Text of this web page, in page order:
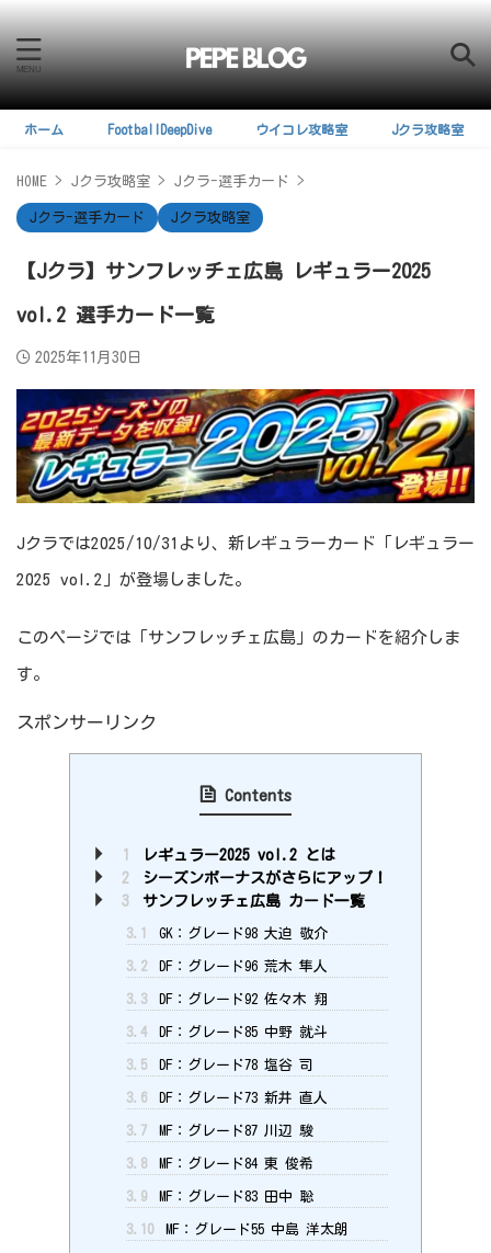
ホーム FootballDeepDive ウイコレ攻略室 Jクラ攻略室
HOME > Jクラ攻略室 > Jクラ-選手カード >
Jクラ-選手カード Jクラ攻略室
【Jクラ】サンフレッチェ広島 レギュラー2025
vol.2 選手カード一覧
2025年11月30日
Jクラでは2025/10/31より、新レギュラーカード「レギュラー
2025 vol.2」が登場しました。
このページでは「サンフレッチェ広島」のカードを紹介しま
す。
スポンサーリンク
Contents
1
レギュラー2025 vol.2 とは
2
シーズンボーナスがさらにアップ！
3
サンフレッチェ広島 カード一覧
3.1 GK：グレード98 大迫 敬介
3.2 DF：グレード96 荒木 隼人
3.3 DF：グレード92 佐々木 翔
3.4 DF：グレード85 中野 就斗
3.5 DF：グレード78 塩谷 司
3.6 DF：グレード73 新井 直人
3.7 MF：グレード87 川辺 駿
3.8 MF：グレード84 東 俊希
3.9 MF：グレード83 田中 聡
3.10 MF：グレード55 中島 洋太朗